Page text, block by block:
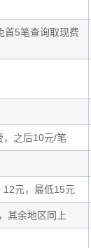
首5笔查询取现费
，之后10元/笔
12元，最低15元
其余地区同上